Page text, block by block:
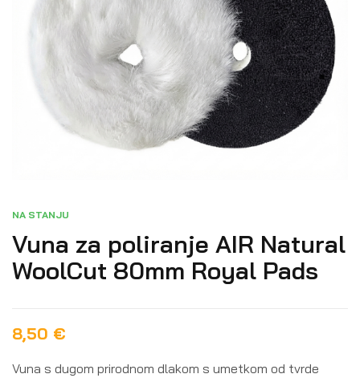
NA STANJU
Vuna za poliranje AIR Natural
WoolCut 80mm Royal Pads
8,50 €
Vuna s dugom prirodnom dlakom s umetkom od tvrde